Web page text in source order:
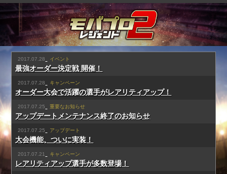
2017.07.28 イベント
最強オーダー決定戦 開催！
2017.07.28 キャンペーン
オーダー大会で活躍の選手がレアリティアップ！
2017.07.25 重要なお知らせ
アップデートメンテナンス終了のお知らせ
2017.07.25 アップデート
大会機能、ついに実装！
2017.07.21 キャンペーン
レアリティアップ選手が多数登場！